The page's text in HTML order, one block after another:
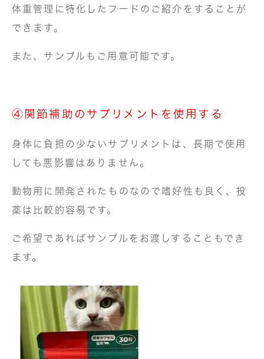
体重管理に特化したフードのご紹介をすることが
できます。
また、サンプルもご用意可能です。
④関節補助のサプリメントを使用する
身体に負担の少ないサプリメントは、長期で使用
しても悪影響はありません。
動物用に開発されたものなので嗜好性も良く、投
薬は比較的容易です。
ご希望であればサンプルをお渡しすることもでき
ます。